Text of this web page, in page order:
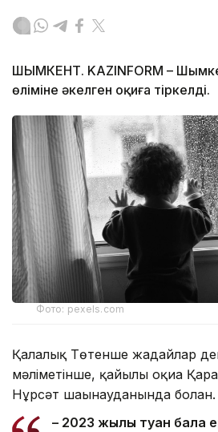
ШЫМКЕНТ. KAZINFORM –
өліміне әкелген оқиға тіркелді.
Фото: pexels.com
Қалалық Төтенше жағдайлар
мәліметінше, қайғылы оқиға
Нұрсәт шағынауданында болған.
– 2023 жылы туған бала